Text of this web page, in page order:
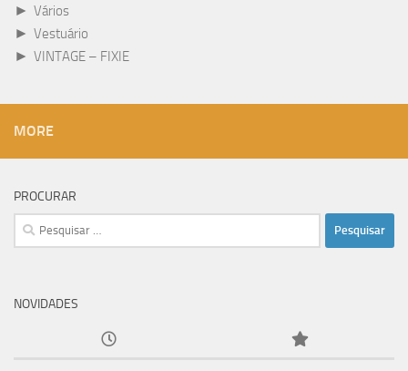
► Vários
► Vestuário
► VINTAGE – FIXIE
MORE
PROCURAR
Pesquisar
por:
NOVIDADES